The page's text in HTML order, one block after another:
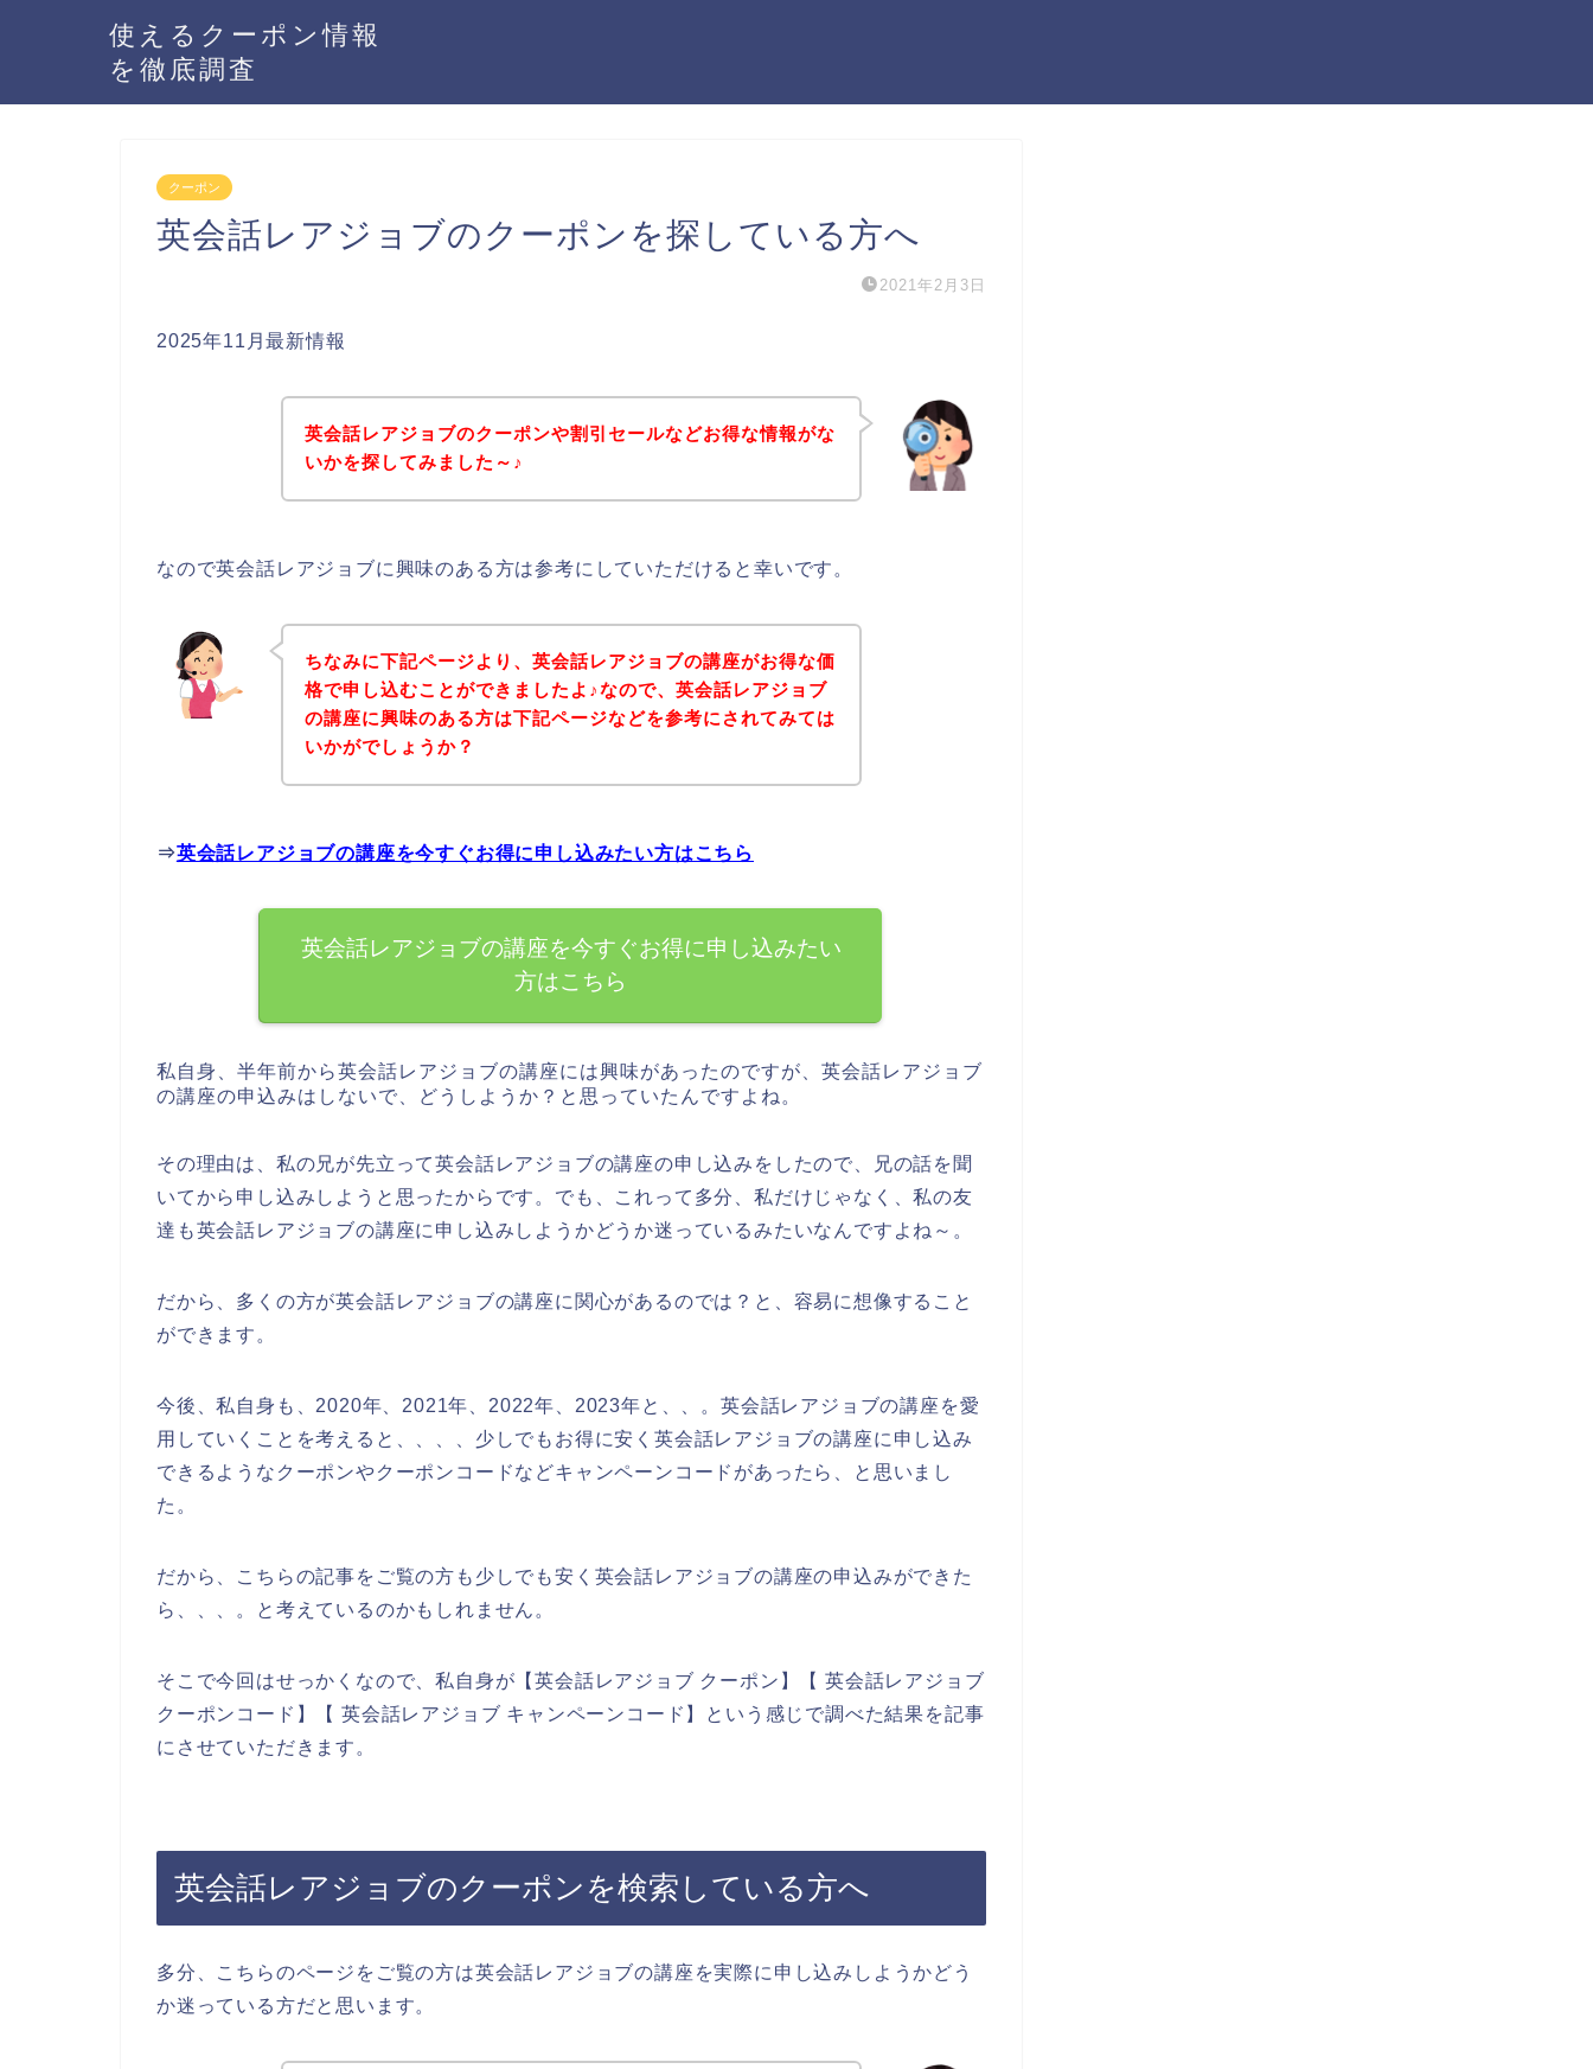
使えるクーポン情報
を徹底調査
クーポン
英会話レアジョブのクーポンを探している方へ
2021年2月3日
2025年11月最新情報
英会話レアジョブのクーポンや割引セールなどお得な情報がな
いかを探してみました～♪
なので英会話レアジョブに興味のある方は参考にしていただけると幸いです。
ちなみに下記ページより、英会話レアジョブの講座がお得な価
格で申し込むことができましたよ♪なので、英会話レアジョブ
の講座に興味のある方は下記ページなどを参考にされてみては
いかがでしょうか？
⇒英会話レアジョブの講座を今すぐお得に申し込みたい方はこちら
英会話レアジョブの講座を今すぐお得に申し込みたい
方はこちら
私自身、半年前から英会話レアジョブの講座には興味があったのですが、英会話レアジョブ
の講座の申込みはしないで、どうしようか？と思っていたんですよね。
その理由は、私の兄が先立って英会話レアジョブの講座の申し込みをしたので、兄の話を聞
いてから申し込みしようと思ったからです。でも、これって多分、私だけじゃなく、私の友
達も英会話レアジョブの講座に申し込みしようかどうか迷っているみたいなんですよね～。
だから、多くの方が英会話レアジョブの講座に関心があるのでは？と、容易に想像すること
ができます。
今後、私自身も、2020年、2021年、2022年、2023年と、、。英会話レアジョブの講座を愛
用していくことを考えると、、、、少しでもお得に安く英会話レアジョブの講座に申し込み
できるようなクーポンやクーポンコードなどキャンペーンコードがあったら、と思いまし
た。
だから、こちらの記事をご覧の方も少しでも安く英会話レアジョブの講座の申込みができた
ら、、、。と考えているのかもしれません。
そこで今回はせっかくなので、私自身が【英会話レアジョブ クーポン】【 英会話レアジョブ
クーポンコード】【 英会話レアジョブ キャンペーンコード】という感じで調べた結果を記事
にさせていただきます。
英会話レアジョブのクーポンを検索している方へ
多分、こちらのページをご覧の方は英会話レアジョブの講座を実際に申し込みしようかどう
か迷っている方だと思います。